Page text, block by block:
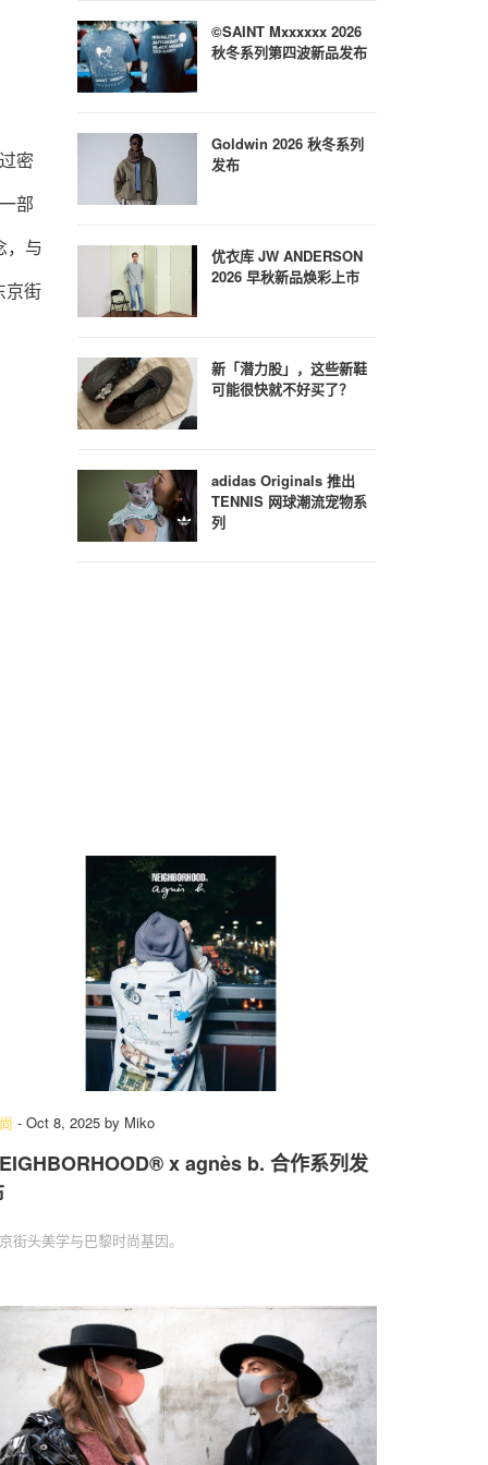
密
部
，与
京街
©SAINT Mxxxxxx 2026
秋冬系列第四波新品发布
Goldwin 2026 秋冬系列
发布
优衣库 JW ANDERSON
2026 早秋新品焕彩上市
新「潜力股」，这些新鞋
可能很快就不好买了？
adidas Originals 推出
TENNIS 网球潮流宠物系
列
- Oct 8, 2025 by Miko
x agnès b. 合作系列发
街头美学与巴黎时尚基因。